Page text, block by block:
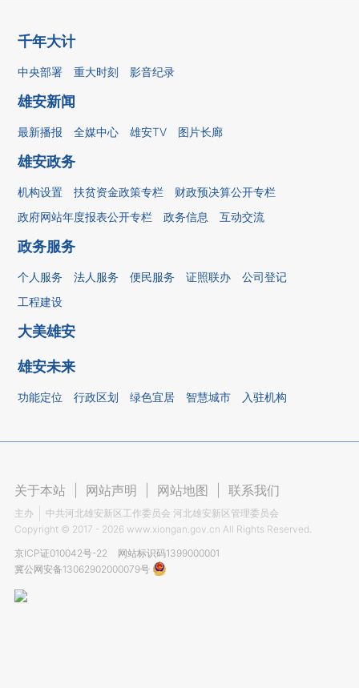
千年大计
中央部署 重大时刻 影音纪录
雄安新闻
最新播报 全媒中心 雄安TV 图片长廊
雄安政务
机构设置 扶贫资金政策专栏
财政预决算公开专栏
政府网站年度报表公开专栏
政务信息 互动交流
政务服务
个人服务 法人服务 便民服务 证照联办
公司登记
工程建设
大美雄安
雄安未来
功能定位 行政区划 绿色宜居 智慧城市 入驻机构
关于本站 网站声明 网站地图 联系我们
主办
中共河北雄安新区工作委员会 河北雄安新区管理委员会
Copyright © 2017 - 2026 www.xiongan.gov.cn All Rights Reserved.
京ICP证010042号-22
网站标识码1399000001
冀公网安备13062902000079号